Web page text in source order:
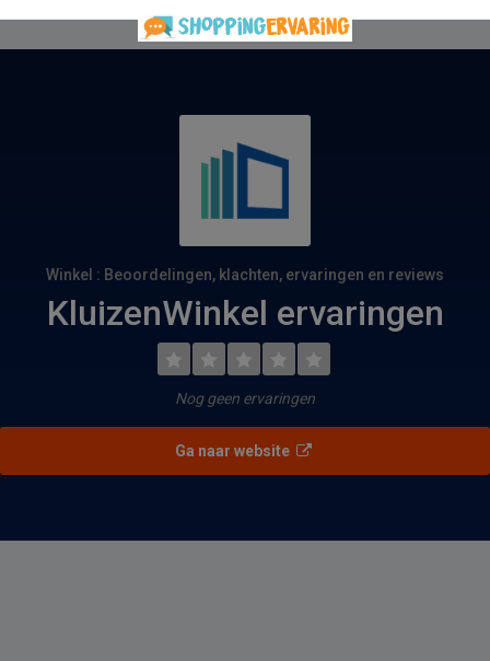
Winkel : Beoordelingen, klachten, ervaringen en reviews
KluizenWinkel ervaringen
Nog geen ervaringen
Ga naar website